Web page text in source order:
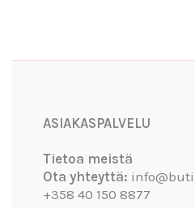
ASIAKASPALVELU
Tietoa meistä
Ota yhteyttä:
+358 40 150 8877